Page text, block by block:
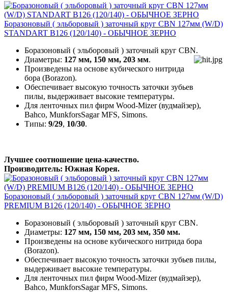
Боразоновый ( эльборовый ) заточный круг CBN 127мм (W/D)
STANDART B126 (120/140) - ОБЫЧНОЕ ЗЕРНО
Боразоновый ( эльборовый ) заточный круг CBN.
Диаметры: 127 мм, 150 мм, 203 мм.
Произведены на основе кубического нитрида
бора (Borazon).
Обеспечивает высокую точность заточки зубьев
пилы, выдерживает высокие температуры.
Для ленточных пил фирм Wood-Mizer (вудмайзер),
Bahco, MunkforsSagar MFS, Simons.
Типы: 9/29, 10/30.
Лучшее соотношение цена-качество.
Производитель: Южная Корея.
Боразоновый ( эльборовый ) заточный круг CBN 127мм (W/D)
PREMIUM B126 (120/140) - ОБЫЧНОЕ ЗЕРНО
Боразоновый ( эльборовый ) заточный круг CBN.
Диаметры: 127 мм, 150 мм, 203 мм, 350 мм.
Произведены на основе кубического нитрида бора
(Borazon).
Обеспечивает высокую точность заточки зубьев пилы,
выдерживает высокие температуры.
Для ленточных пил фирм Wood-Mizer (вудмайзер),
Bahco, MunkforsSagar MFS, Simons.